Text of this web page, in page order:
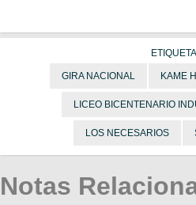
GIRA NACIONAL KAME
LICEO BICENTENARIO
LOS NECESARIOS
Notas